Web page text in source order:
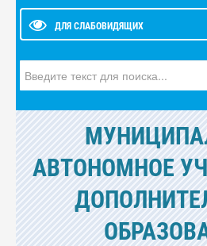
ДЛЯ СЛАБОВИДЯЩИХ
АВТОНОМНОЕ